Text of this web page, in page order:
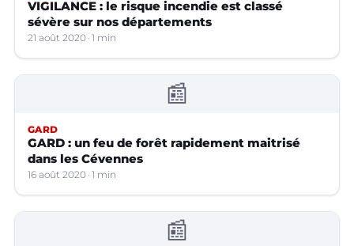
VIGILANCE : le risque incendie est classé
sévère sur nos départements
21 août 2020 1 min
📰
GARD
GARD : un feu de forêt rapidement maitrisé
dans les Cévennes
16 août 2020 1 min
📰